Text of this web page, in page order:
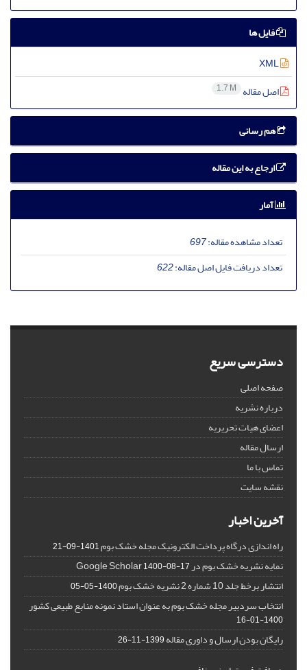
فایل ها
اصل مقاله 1.7 M
هم رسانی
ارجاع به این مقاله
آمار
تعداد مشاهده مقاله:697
تعداد دریافت فایل اصل مقاله:622
دسترسی سریع
صفحه اصلی
درباره نشریه
اعضای هیات تحریریه
ارسال مقاله
تماس با ما
نقشه سایت
آخرین اخبار
راه اندازی درگاه پرداخت الکترونیک مجله خشک بوم1401-09-21
نمایه نشریه خشک بوم در Google Scholar1400-08-17
انتشار برخط جلد 10 شماره 2 نشریه خشک بوم 1400-05-05
انتخاب سردبیر مجله خشک بوم به عنوان استاد نمونه منابع طبیعی کشور
1400-01-16
رایگان بودن ارسال و داوری مقاله1399-11-26